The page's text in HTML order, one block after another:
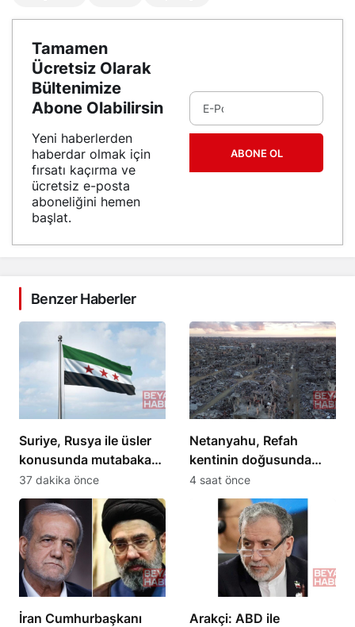
Tamamen
Ücretsiz Olarak
Bültenimize
Abone Olabilirsin
Yeni haberlerden
haberdar olmak için
fırsatı kaçırma ve
ücretsiz e-posta
aboneliğini hemen
başlat.
ABONE OL
Benzer Haberler
Suriye, Rusya ile üsler
konusunda mutabakata
vardı
37 dakika önce
Netanyahu, Refah
kentinin doğusunda
yeniden inşa
çalışmalarını kabul etti
4 saat önce
İran Cumhurbaşkanı
Arakçi: ABD ile